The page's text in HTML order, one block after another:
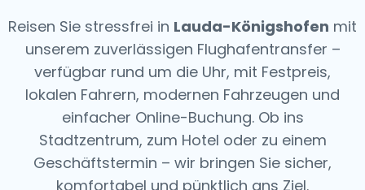
Reisen Sie stressfrei in Lauda-Königshofen mit
unserem zuverlässigen Flughafentransfer –
verfügbar rund um die Uhr, mit Festpreis,
lokalen Fahrern, modernen Fahrzeugen und
einfacher Online-Buchung. Ob ins
Stadtzentrum, zum Hotel oder zu einem
Geschäftstermin – wir bringen Sie sicher,
komfortabel und pünktlich ans Ziel.